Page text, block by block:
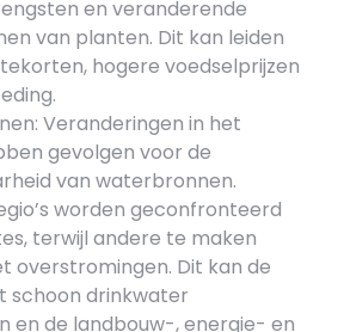
en veranderende
van planten. Dit kan leiden
hogere voedselprijzen
Veranderingen in het
gevolgen voor de
van waterbronnen.
worden geconfronteerd
terwijl andere te maken
overstromingen. Dit kan de
schoon drinkwater
en de landbouw-, energie- en